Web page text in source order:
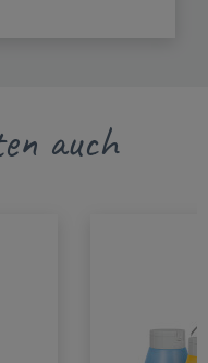
auch